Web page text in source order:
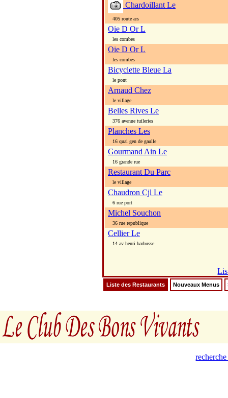
Chardoillant Le
405 route ars
Oie D Or L
les combes
Oie D Or L
les combes
Bicyclette Bleue La
le pont
Arnaud Chez
le village
Belles Rives Le
376 avenue tuileries
Planches Les
16 quai gen de gaulle
Gourmand Ain Le
16 grande rue
Restaurant Du Parc
le village
Chaudron Cjl Le
6 rue port
Michel Souchon
36 rue republique
Cellier Le
14 av henri barbusse
Liste des Restaurants Nouveaux Menus